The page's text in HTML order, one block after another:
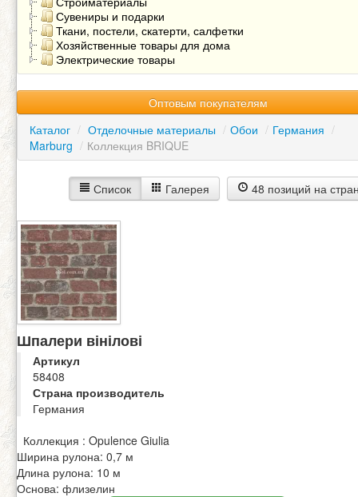
Сувениры и подарки
Ткани, постели, скатерти, салфетки
Хозяйственные товары для дома
Электрические товары
Оптовым покупателям
Каталог / Отделочные материалы / Обои / Германия /
Marburg / Коллекция BRIQUE
Список Галерея 48 позиций на
Шпалери вінілові
Артикул
58408
Страна производитель
Германия
Коллекция : Opulence Giulia
Ширина рулона: 0,7 м
Длина рулона: 10 м
Основа: флизелин